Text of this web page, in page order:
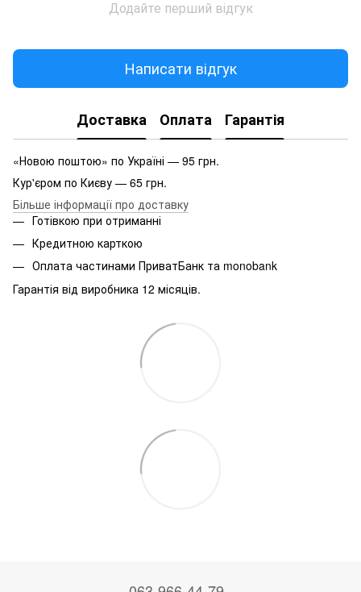
Додайте перший відгук
Написати відгук
Доставка Оплата Гарантія
«Новою поштою» по Україні — 95 грн.
Кур'єром по Києву — 65 грн.
Більше інформації про доставку
Готівкою при отриманні
Кредитною карткою
Оплата частинами ПриватБанк та monobank
Гарантія від виробника 12 місяців.